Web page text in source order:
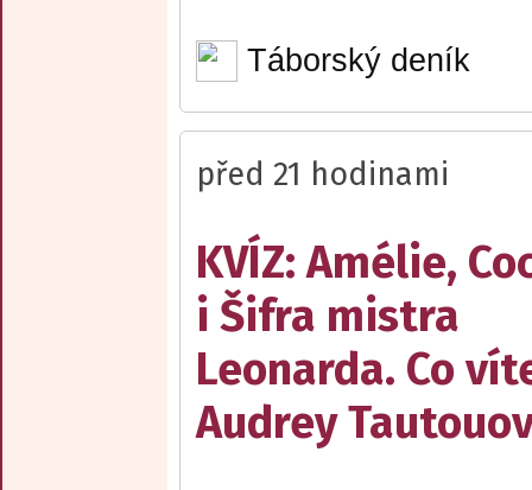
Táborský deník
před 21 hodinami
KVÍZ: Amélie,
i Šifra mistra
Leonarda. Co
Audrey